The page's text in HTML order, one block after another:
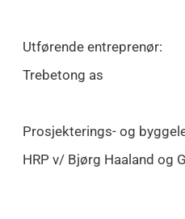
Utførende entreprenør:
Trebetong as
Prosjekterings- og
HRP v/ Bjørg Haaland og